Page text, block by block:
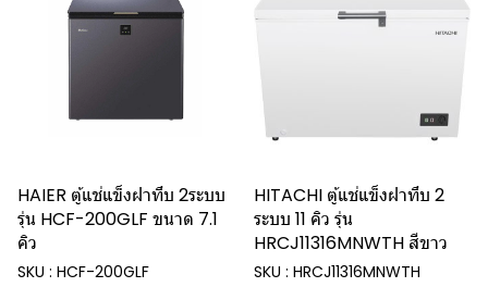
HAIER ตู้แช่แข็งฝาทึบ 2ระบบ
รุ่น HCF-200GLF ขนาด 7.1
คิว
SKU : HCF-200GLF
HITACHI ตู้แช่แข็งฝาทึบ 2
ระบบ 11 คิว รุ่น
HRCJ11316MNWTH สีขาว
SKU : HRCJ11316MNWTH